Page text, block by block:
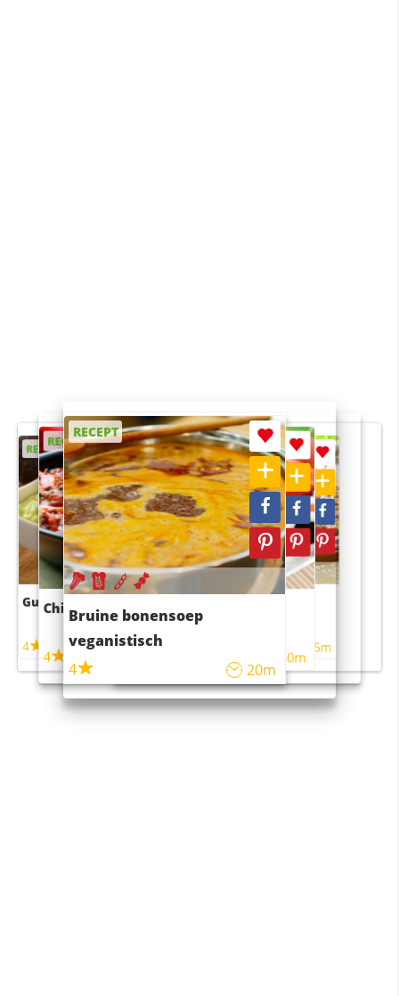
RECEPT
Guacamole
4
RECEPT
Chili con carne
4
RECEPT
Bruine bonensoep
veganistisch
4
20m
RECEPT
Sushi rijstsalade
maaltijdsalade
40m
RECEPT
4 55m